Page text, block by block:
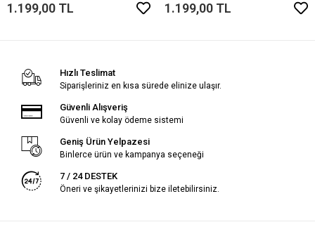
1.199,00 TL 1.199,00 TL
Hızlı Teslimat
Siparişleriniz en kısa sürede elinize ulaşır.
Güvenli Alışveriş
Güvenli ve kolay ödeme sistemi
Geniş Ürün Yelpazesi
Binlerce ürün ve kampanya seçeneği
7 / 24 DESTEK
Öneri ve şikayetlerinizi bize iletebilirsiniz.